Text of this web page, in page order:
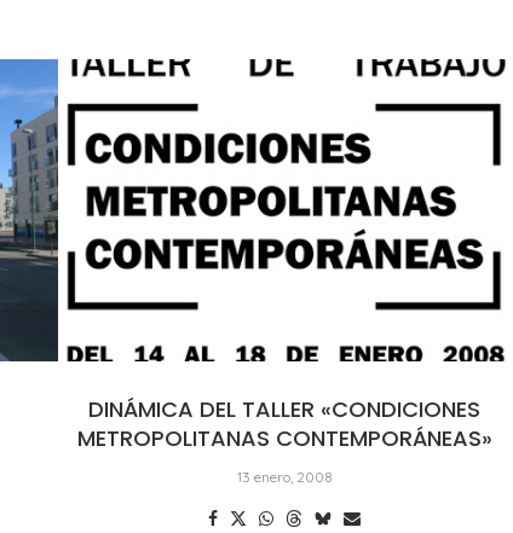
DINÁMICA DEL TALLER «CONDICIONES
METROPOLITANAS CONTEMPORÁNEAS»
13 enero, 2008